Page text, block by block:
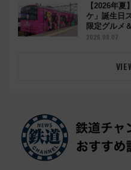
【2026年
ケ」誕生日
限定グルメ
2026.08.07